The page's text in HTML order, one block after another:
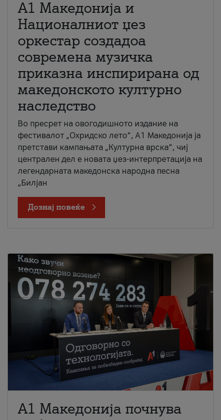
А1 Македонија и
Националниот џез
оркестар создадоа
современа музичка
приказна инспирирана од
македонското културно
наследство
Во пресрет на овогодишното издание на
фестивалот „Охридско лето“, А1 Македонија ја
претстави кампањата „Културна врска“, чиј
централен дел е новата џез-интерпретација на
легендарната македонска народна песна
„Билјан
Дознај повеќе
A1 Македонија почнува